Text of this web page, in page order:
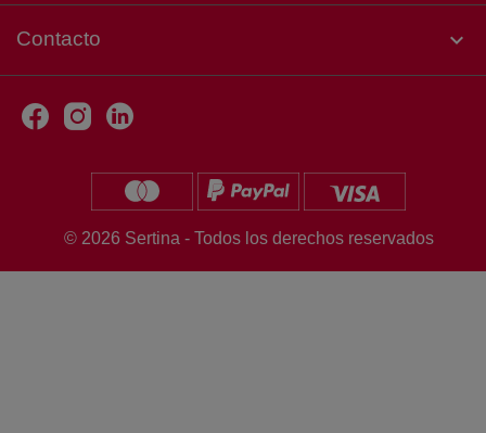
Contacto keyboard_arrow_down
© 2026 Sertina - Todos los derechos reservados